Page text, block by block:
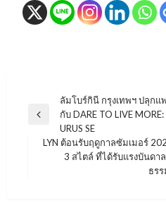
แนะแนว
เรื่อง
Previous
ลัมโบร์กินี กรุงเทพฯ ปลุก
กับ DARE TO LIVE
URUS SE
LYN ต้อนรับฤดูกาลซัมเมอร์
3 สไตล์ ที่ได้รับแรงบันดา
ธร